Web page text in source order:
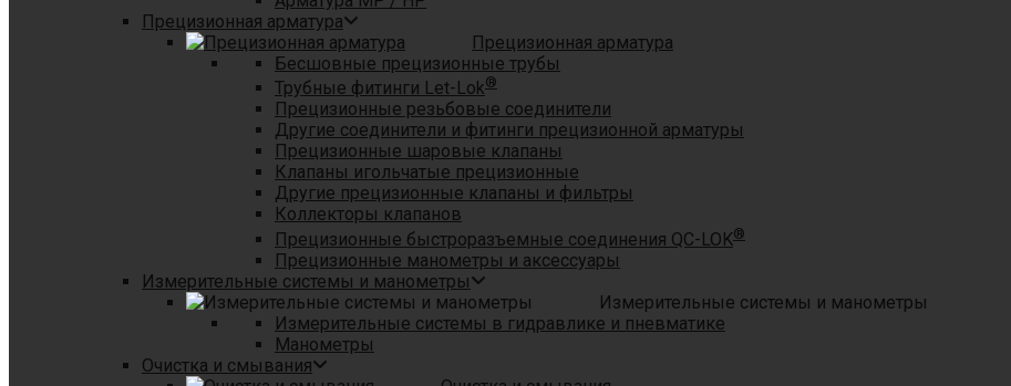
Прецизионная арматура
Прецизионная арматура
Бесшовные прецизионные трубы
Трубные фитинги Let-Lok®
Прецизионные резьбовые соединители
Другие соединители и фитинги прецизионной арматуры
Прецизионные шаровые клапаны
Клапаны игольчатые прецизионные
Другие прецизионные клапаны и фильтры
Коллекторы клапанов
Прецизионные быстроразъемные соединения QC-LOK®
Прецизионные манометры и аксессуары
Измерительные системы и манометры
Измерительные системы и манометры
Измерительные системы в гидравлике и пневматике
Манометры
Очистка и смывания